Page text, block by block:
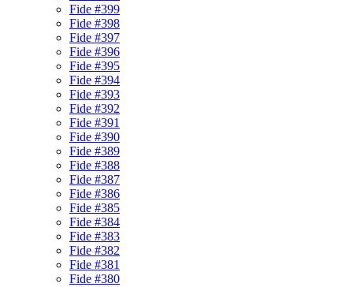
Fide #399
Fide #398
Fide #397
Fide #396
Fide #395
Fide #394
Fide #393
Fide #392
Fide #391
Fide #390
Fide #389
Fide #388
Fide #387
Fide #386
Fide #385
Fide #384
Fide #383
Fide #382
Fide #381
Fide #380